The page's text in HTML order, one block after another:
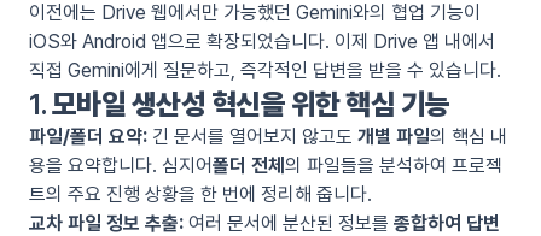
이전에는 Drive 웹에서만 가능했던 Gemini와의 협업 기능이
iOS와 Android 앱으로 확장되었습니다. 이제 Drive 앱 내에서
직접 Gemini에게 질문하고, 즉각적인 답변을 받을 수 있습니다.
1.모바일 생산성 혁신을 위한 핵심 기능
파일/폴더 요약: 긴 문서를 열어보지 않고도 개별 파일의 핵심 내
용을 요약합니다. 심지어폴더 전체 의 파일들을 분석하여 프로젝
트의 주요 진행 상황을 한 번에 정리해 줍니다.
교차 파일 정보 추출: 여러 문서에 분산된 정보를 종합하여 답변